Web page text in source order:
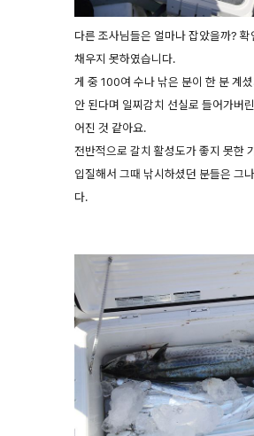
다른 조사님들은 얼마나 잡았을까?
채우지 못하였습니다.
게 중 100여 수나 낚은 분이 한 분 계
안 된다며 일찌감치 선실로 들어가버
어진 것 같아요.
전반적으로 갈치 활성도가 좋지 못한
입질해서 그때 낚시하셨던 분들은 그
다.